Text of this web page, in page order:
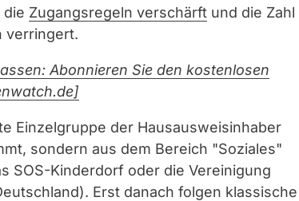
die Zugangsregeln verschärft und die Zahl
verringert.
Abonnieren Sie den kostenlosen
Einzelgruppe der Hausausweisinhaber
sondern aus dem Bereich "Soziales"
SOS-Kinderdorf oder die Vereinigung
Erst danach folgen klassische